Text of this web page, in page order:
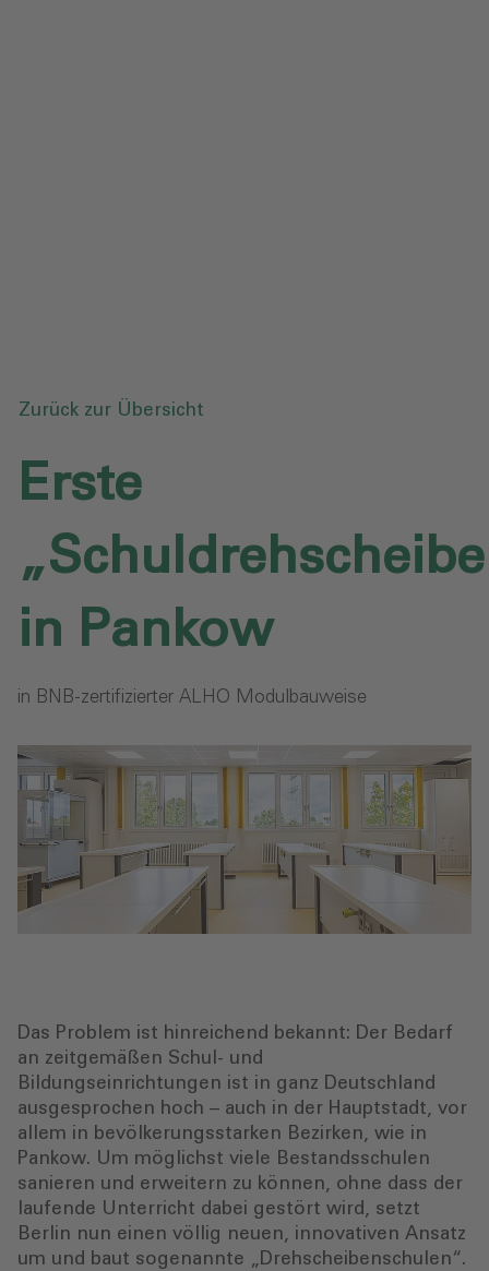
Zurück zur Übersicht
Erste
in Pankow
in BNB-zertifizierter ALHO Modulbauweise
Das Problem ist hinreichend bekannt: Der Bedarf
an zeitgemäßen Schul- und
Bildungseinrichtungen ist in ganz Deutschland
ausgesprochen hoch – auch in der Hauptstadt, vor
allem in bevölkerungsstarken Bezirken, wie in
Pankow. Um möglichst viele Bestandsschulen
sanieren und erweitern zu können, ohne dass der
laufende Unterricht dabei gestört wird, setzt
Berlin nun einen völlig neuen, innovativen Ansatz
um und baut sogenannte „Drehscheibenschulen“.